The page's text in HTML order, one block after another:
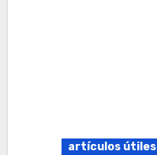
artículos útiles